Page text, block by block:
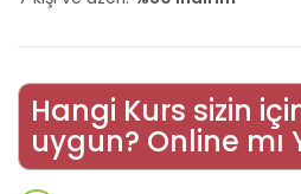
Hangi Kurs sizin
uygun? Online mı